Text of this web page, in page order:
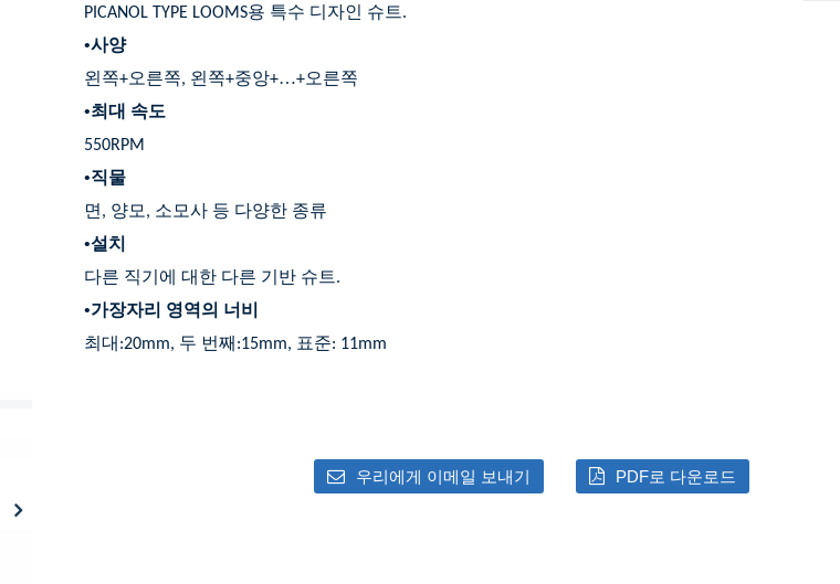
PICANOL TYPE LOOMS용 특수 디자인 슈트.
•사양
왼쪽+오른쪽, 왼쪽+중앙+…+오른쪽
•최대 속도
550RPM
•직물
면, 양모, 소모사 등 다양한 종류
•설치
다른 직기에 대한 다른 기반 슈트.
•가장자리 영역의 너비
최대:20mm, 두 번째:15mm, 표준: 11mm
우리에게 이메일 보내기 PDF로 다운로드